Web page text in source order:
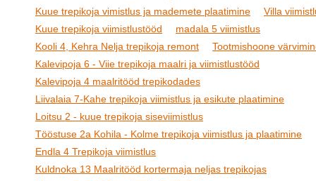
Kuue trepikoja vimistlus ja mademete plaatimine
Villa
Kuue trepikoja viimistlustööd
madala 5 viimistlus
Kooli 4, Kehra Nelja trepikoja remont
Tootmishoone
Kalevipoja 6 - Viie trepikoja maalri ja viimistlustööd
Kalevipoja 4 maalritööd trepikodades
Liivalaia 7-Kahe trepikoja viimistlus ja esikute plaatimine
Loitsu 2 - kuue trepikoja siseviimistlus
Tööstuse 2a Kohila - Kolme trepikoja viimistlus ja plaatimine
Endla 4 Trepikoja viimistlus
Kuldnoka 13 Maalritööd kortermaja neljas trepikojas